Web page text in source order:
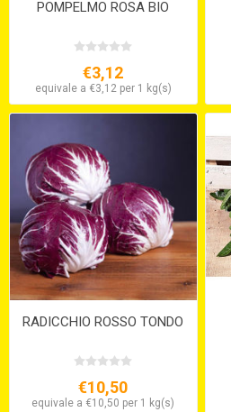
POMPELMO ROSA BIO
€3,12
equivale a €3,12 per 1 kg(s)
RADICCHIO ROSSO TONDO
€10,50
equivale a €10,50 per 1 kg(s)